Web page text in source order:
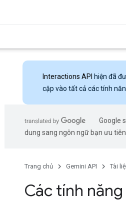
Interactions API hiện đã
cập vào tất cả các tính
Google
dung sang ngôn ngữ bạn ưu
Trang chủ Gemini API Tài
Các tính